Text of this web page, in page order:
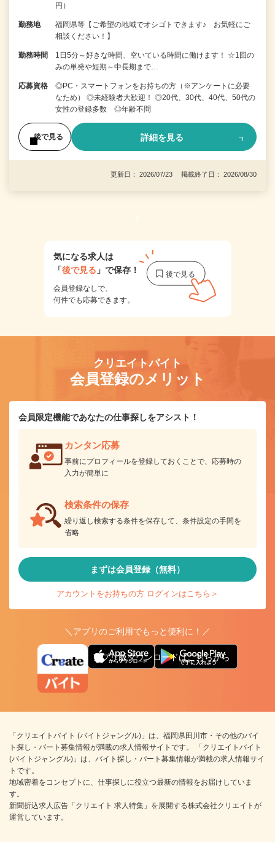
円）
勤務地
福岡県等【ご希望の地域でオシゴトできます♪ お気軽にご
相談ください！】
勤務時間
1日5分～好きな時間、空いている時間に働けます！ ☆1回の
みの単発や短期～中長期まで…
応募資格
◎PC・スマートフォンをお持ちの方（※アンケートに必要
なため） ◎未経験者大歓迎！ ◎20代、30代、40代、50代の
女性の登録多数 ◎年齢不問
後で見る 詳細を見る
更新日： 2026/07/23 掲載終了日： 2026/08/30
1
気になる求人は
「後で見る 」で保存！
会員登録なしで、
何件でも応募できます。
クリエイトバイト
会員登録のメリット
会員限定機能であなたの仕事探しをアシスト！
カンタン応募
事前にプロフィールを登録しておくことで、応募時の
入力が簡単に
検索条件の保存
繰り返し検索する条件を保存して、条件設定の手間を
省略
まずは会員登録（無料）
アカウントをお持ちの方 ログインはこちら＞
＼アプリのご利用でもっと便利に！／
アプリ版ダウンロードはこちらから
「クリエイトバイト (バイトジャングル)」は、福岡県田川市・その他のバイ
ト探し・パート募集情報が満載の求人情報サイトです。 「クリエイトバイト
(バイトジャングル)」は、バイト探し・パート募集情報が満載の求人情報サイ
トです。
地域密着をコンセプトに、仕事探しに役立つ最新の情報をお届けしていま
す。
新聞折込求人広告「クリエイト 求人特集」を展開する株式会社クリエイトが
運営しています。